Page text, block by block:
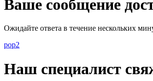
Ваше сообщение
Ожидайте ответа в течение нескольких
pop2
Наш специалист